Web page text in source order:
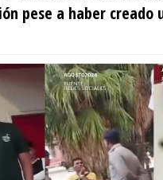
pese a haber creado